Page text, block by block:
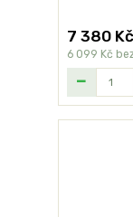
7 380 Kč
6 099 Kč